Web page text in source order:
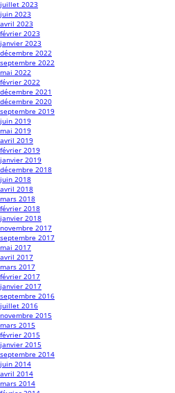
juillet 2023
juin 2023
avril 2023
février 2023
janvier 2023
décembre 2022
septembre 2022
mai 2022
février 2022
décembre 2021
décembre 2020
septembre 2019
juin 2019
mai 2019
avril 2019
février 2019
janvier 2019
décembre 2018
juin 2018
avril 2018
mars 2018
février 2018
janvier 2018
novembre 2017
septembre 2017
mai 2017
avril 2017
mars 2017
février 2017
janvier 2017
septembre 2016
juillet 2016
novembre 2015
mars 2015
février 2015
janvier 2015
septembre 2014
juin 2014
avril 2014
mars 2014